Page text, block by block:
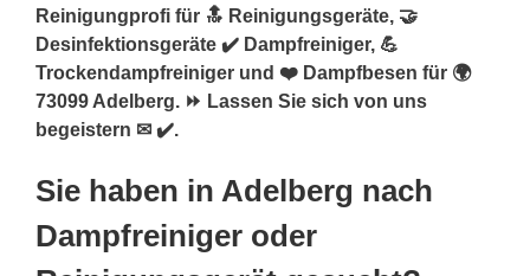
Reinigungprofi für 🔝 Reinigungsgeräte, 🤝
Desinfektionsgeräte ✔️ Dampfreiniger, 💪
Trockendampfreiniger und ❤️ Dampfbesen für 🌍
73099 Adelberg. ⏩ Lassen Sie sich von uns
begeistern ✉ ✔️.
Sie haben in Adelberg nach
Dampfreiniger oder